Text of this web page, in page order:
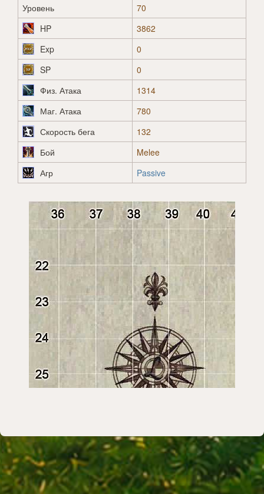
Уровень
70
HP
3862
Exp
0
SP
0
Физ. Атака
1314
Маг. Атака
780
Скорость бега
132
Бой
Melee
Агр
Passive